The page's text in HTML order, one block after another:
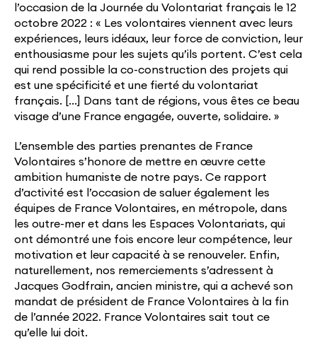
l’occasion de la Journée du Volontariat français le 12
octobre 2022 : « Les volontaires viennent avec leurs
expériences, leurs idéaux, leur force de conviction, leur
enthousiasme pour les sujets qu’ils portent. C’est cela
qui rend possible la co-construction des projets qui
est une spécificité et une fierté du volontariat
français. […] Dans tant de régions, vous êtes ce beau
visage d’une France engagée, ouverte, solidaire. »
L’ensemble des parties prenantes de France
Volontaires s’honore de mettre en œuvre cette
ambition humaniste de notre pays. Ce rapport
d’activité est l’occasion de saluer également les
équipes de France Volontaires, en métropole, dans
les outre-mer et dans les Espaces Volontariats, qui
ont démontré une fois encore leur compétence, leur
motivation et leur capacité à se renouveler. Enfin,
naturellement, nos remerciements s’adressent à
Jacques Godfrain, ancien ministre, qui a achevé son
mandat de président de France Volontaires à la fin
de l’année 2022. France Volontaires sait tout ce
qu’elle lui doit.